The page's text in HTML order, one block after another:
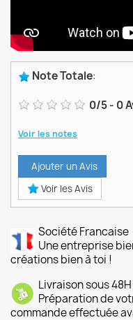
Note Totale:
0/5- 0
Voir les notes
Ajouter un Avis
Voir les Avis
Société Francaise
Une entreprise
créations bien à toi !
Livraison sous 48H
Préparation de
commande effectuée